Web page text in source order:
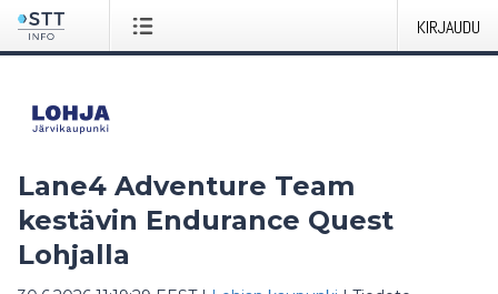
KIRJAUDU
Lane4 Adventure Team
kestävin Endurance Quest
Lohjalla